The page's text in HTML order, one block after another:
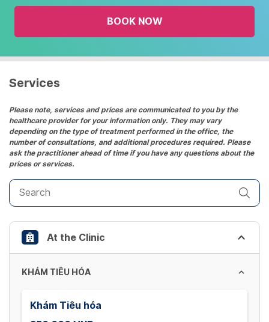
the
and
date.
the
question
mark
key
to
get
the
keyboard
shortcuts
for
changing
dates.
BOOK NOW
Services
Please note, services and prices are communicated to you by the
healthcare provider for your information only. They may vary
depending on the type of treatment performed in the office, the
number of consultations, and additional procedures required. Please
ask the practitioner ahead of time if you have any questions about the
prices or services.
At the Clinic
KHÁM TIÊU HÓA
Khám Tiêu hóa